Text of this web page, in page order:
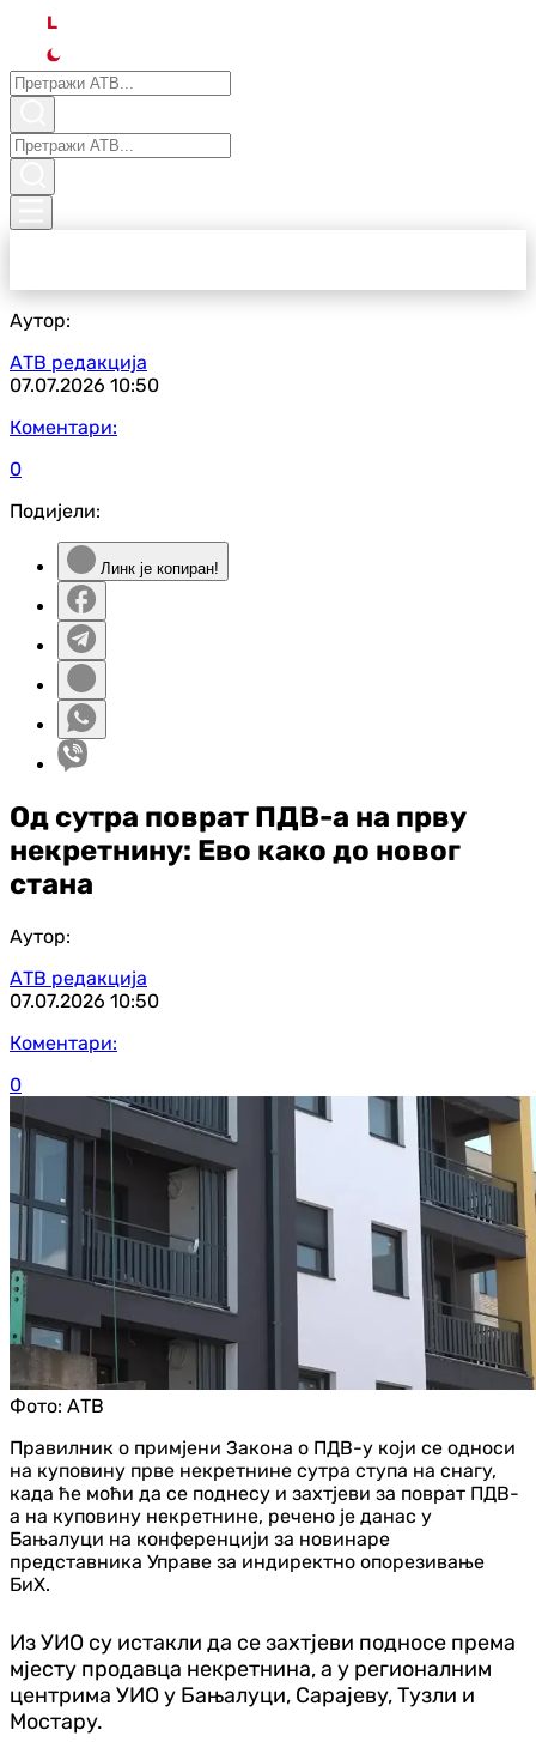
L
Аутор:
АТВ редакција
07.07.2026 10:50
Коментари:
0
Подијели:
Линк је копиран!
Од сутра поврат ПДВ-а на прву
некретнину: Ево како до новог
стана
Аутор:
АТВ редакција
07.07.2026 10:50
Коментари:
0
Фото: АТВ
Правилник о примјени Закона о ПДВ-у који се односи
на куповину прве некретнине сутра ступа на снагу,
када ће моћи да се поднесу и захтјеви за поврат ПДВ-
а на куповину некретнине, речено је данас у
Бањалуци на конференцији за новинаре
представника Управе за индиректно опорезивање
БиХ.
Из УИО су истакли да се захтјеви подносе према
мјесту продавца некретнина, а у регионалним
центрима УИО у Бањалуци, Сарајеву, Тузли и
Мостару.